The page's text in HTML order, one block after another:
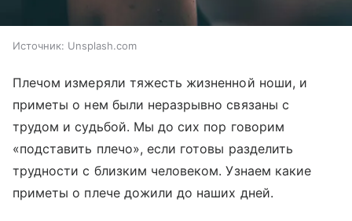
Источник: Unsplash.com
Плечом измеряли тяжесть жизненной ноши, и
приметы о нем были неразрывно связаны с
трудом и судьбой. Мы до сих пор говорим
«подставить плечо», если готовы разделить
трудности с близким человеком. Узнаем какие
приметы о плече дожили до наших дней.